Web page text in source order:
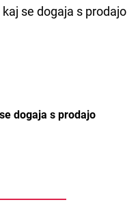
dogaja s prodajo